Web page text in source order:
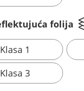
folija
Klasa 1
Klasa 3